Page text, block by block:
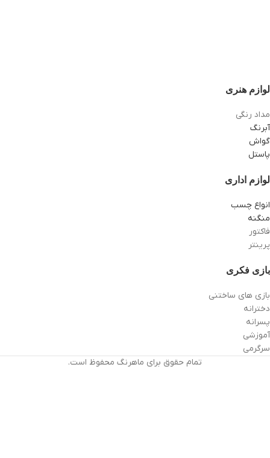
لوازم هنری
مداد رنگی
آبرنگ
گواش
پاستل
لوازم اداری
انواع چسب
منگنه
فاکتور
پرینتر
بازی فکری
بازی های ساختنی
دخترانه
پسرانه
آموزشی
سرگرمی
تمام حقوق برای ماهرنگ محفوظ است.